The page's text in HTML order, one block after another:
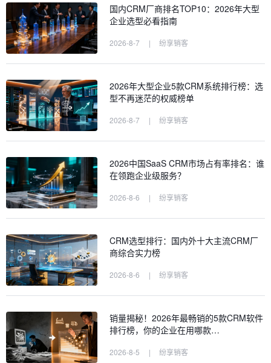
国内CRM厂商排名TOP10：2026年大型
企业选型必看指南
2026-8-7 | 纷享销客
2026年大型企业5款CRM系统排行榜：选
型不再迷茫的权威榜单
2026-8-7 | 纷享销客
2026中国SaaS CRM市场占有率排名：谁
在领跑企业级服务？
2026-8-6 | 纷享销客
CRM选型排行：国内外十大主流CRM厂
商综合实力榜
2026-8-6 | 纷享销客
销量揭秘！2026年最畅销的5款CRM软件
排行榜，你的企业在用哪款…
2026-8-5 | 纷享销客